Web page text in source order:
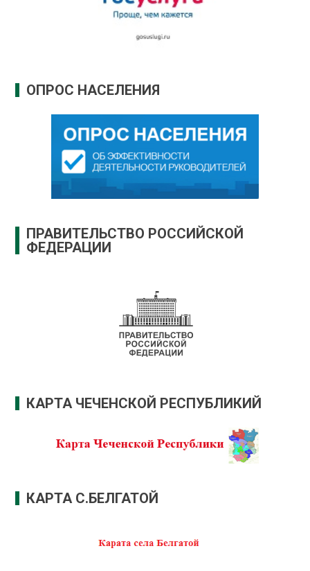
ОПРОС НАСЕЛЕНИЯ
ПРАВИТЕЛЬСТВО РОССИЙСКОЙ
ФЕДЕРАЦИИ
КАРТА ЧЕЧЕНСКОЙ РЕСПУБЛИКИЙ
КАРТА С.БЕЛГАТОЙ